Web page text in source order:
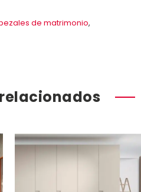
de matrimonio,